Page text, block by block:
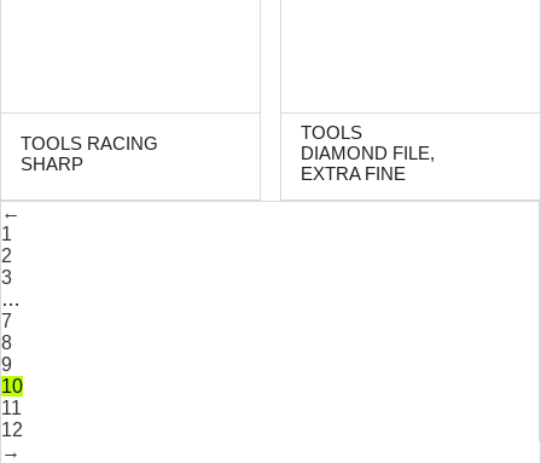
TOOLS RACING
SHARP
TOOLS
DIAMOND FILE,
EXTRA FINE
←
1
2
3
…
7
8
9
10
11
12
→